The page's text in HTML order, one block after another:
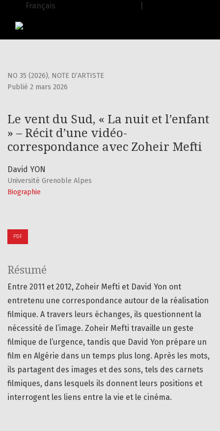
Le vent du Sud, « La nuit et l’enfant » – Récit d’une
Français
NO 35 (2026), NOTE D’ARTISTE
Le vent du Sud, « La nuit et l’enfant
» – Récit d’une vidéo-
correspondance avec Zoheir Mefti
Publié 2 mars 2026
David YON
Université Grenoble Alpes
Biographie
PDF
Résumé
Entre 2011 et 2012, Zoheir Mefti et David Yon ont
entretenu une correspondance autour de la réalisation
filmique. A travers leurs échanges, ils questionnent la
nécessité de l’image. Zoheir Mefti travaille un geste
filmique de l’urgence, tandis que David Yon prépare un
film en Algérie dans un temps plus long. Après les mots,
ils partagent des images et des sons, tels des carnets
filmiques, dans lesquels ils donnent leurs positions et
interrogent les liens entre la vie et le cinéma.